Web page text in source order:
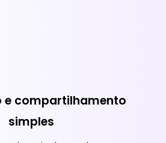
e compartilhamento
simples